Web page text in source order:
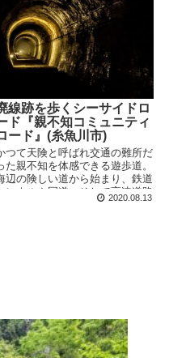
線跡を歩くシーサイドロ
ド『親不知コミュニティ
ード』(糸魚川市)
つて天険と呼ばれ交通の難所だ
た親不知を体感できる遊歩道。
辺の険しい道から始まり、鉄道
ンネルや国道、そして高速道路
と道が発達していく様子を実感出
2020.08.13